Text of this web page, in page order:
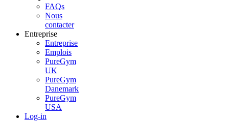
FAQs
Nous
contacter
Entreprise
Entreprise
Emplois
PureGym
UK
PureGym
Danemark
PureGym
USA
Log-in